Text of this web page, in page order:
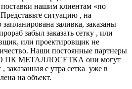
нашим клиентам «по
ситуацию , на
заливка, заказаны
забыл заказать сетку , или
или проектировщик не
Наши постоянные партнеры
ПК МЕТАЛЛОСЕТКА они могут
заказанная с утра сетка уже в
на объект.